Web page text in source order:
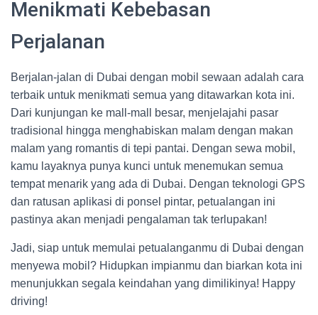
Menikmati Kebebasan
Perjalanan
Berjalan-jalan di Dubai dengan mobil sewaan adalah cara
terbaik untuk menikmati semua yang ditawarkan kota ini.
Dari kunjungan ke mall-mall besar, menjelajahi pasar
tradisional hingga menghabiskan malam dengan makan
malam yang romantis di tepi pantai. Dengan sewa mobil,
kamu layaknya punya kunci untuk menemukan semua
tempat menarik yang ada di Dubai. Dengan teknologi GPS
dan ratusan aplikasi di ponsel pintar, petualangan ini
pastinya akan menjadi pengalaman tak terlupakan!
Jadi, siap untuk memulai petualanganmu di Dubai dengan
menyewa mobil? Hidupkan impianmu dan biarkan kota ini
menunjukkan segala keindahan yang dimilikinya! Happy
driving!